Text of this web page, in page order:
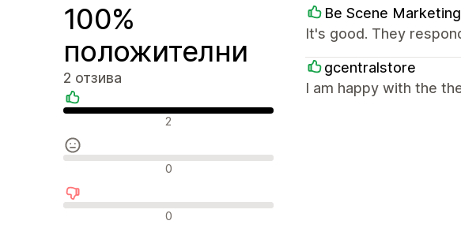
100%
положителни
2 отзива
Положителни отзиви
2
Неутрални отзиви
0
Отрицателни отзиви
0
Be Scene
It's good. They
gcentralstore
I am happy with the